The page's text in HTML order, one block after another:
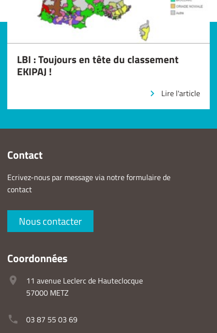
LBI : Toujours en tête du classement
EKIPAJ !
Lire l'article
Contact
Ecrivez-nous par message via notre formulaire de
contact
Nous contacter
Coordonnées
11 avenue Leclerc de Hauteclocque
57000 METZ
03 87 55 03 69